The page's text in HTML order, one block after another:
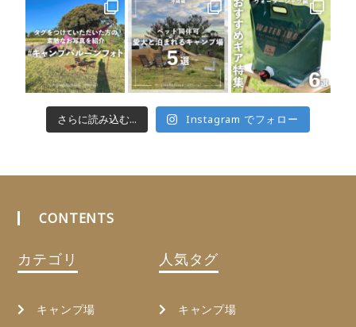
さらに読み込む... Instagram でフォロー
CONTENTS
カテゴリ
キャンプ場
人気タグ
キャンプ場